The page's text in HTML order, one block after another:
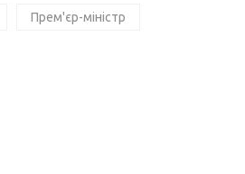
Прем'єр-міністр